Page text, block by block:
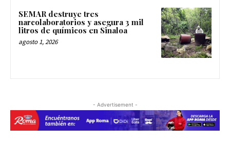
SEMAR destruye tres
narcolaboratorios y asegura 3 mil
litros de químicos en Sinaloa
agosto 1, 2026
- Advertisement -